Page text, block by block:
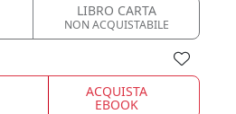
LIBRO CARTA
NON ACQUISTABILE
ACQUISTA
EBOOK